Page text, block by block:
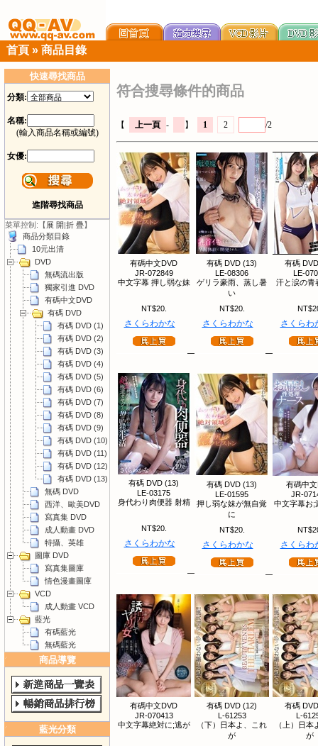
首頁 » 商品目錄
快速尋找商品
分類:
名稱:
(輸入商品名稱或編號)
女優:
進階尋找商品
菜單控制:【展 開|折 疊】
商品分類目錄
10元出清
DVD
無碼流出版
獨家引進 DVD
有碼中文DVD
有碼 DVD
有碼 DVD (1)
有碼 DVD (2)
有碼 DVD (3)
有碼 DVD (4)
有碼 DVD (5)
有碼 DVD (6)
有碼 DVD (7)
有碼 DVD (8)
有碼 DVD (9)
有碼 DVD (10)
有碼 DVD (11)
有碼 DVD (12)
有碼 DVD (13)
無碼 DVD
西洋、歐美DVD
寫真集 DVD
成人動畫 DVD
特攝、英雄
圖庫 DVD
寫真集圖庫
情色漫畫圖庫
VCD
成人動畫 VCD
藍光
有碼藍光
無碼藍光
商品導覽
藍光分類
符合搜尋條件的商品
【 上一頁 - 】 1 2 /2
有碼中文DVD
JR-072849
中文字幕 押し弱な妹
NT$20.
さくらわかな
有碼 DVD (13)
LE-08306
ゲリラ豪雨、蒸し暑
い
NT$20.
さくらわかな
有碼
LE-
汗と涙の青
さくらわ
有碼 DVD (13)
LE-03175
身代わり肉便器 射精
NT$20.
さくらわかな
有碼 DVD (13)
LE-01595
押し弱な妹が無自覚
に
NT$20.
さくらわかな
有碼中
JR-
中文字幕お;
さくらわ
有碼中文DVD
JR-070413
中文字幕絶対に;逃が
有碼 DVD (12)
L-61253
（下）日本よ、これ
が
有碼
L-
（上）日本
が